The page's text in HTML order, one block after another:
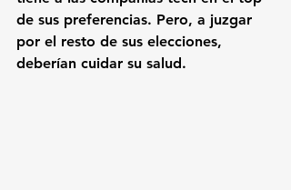
de sus preferencias. Pero, a juzgar
por el resto de sus elecciones,
deberían cuidar su salud.